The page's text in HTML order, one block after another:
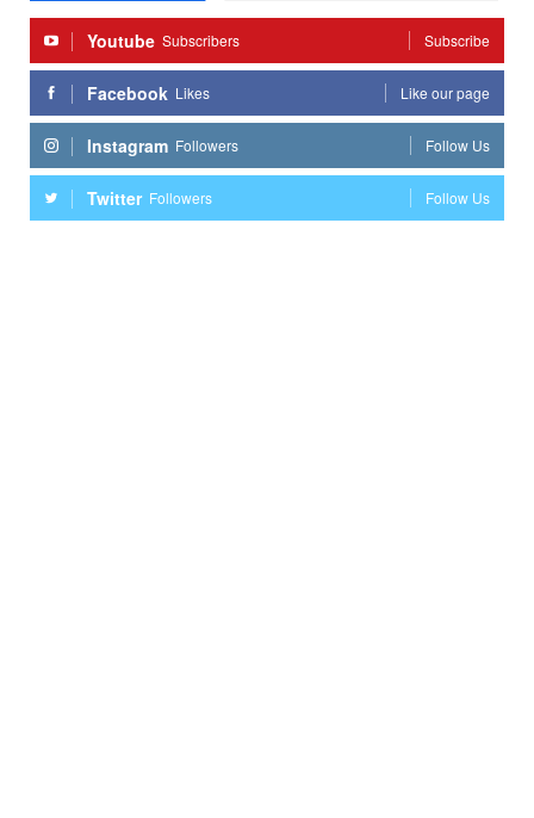
Youtube Subscribers Subscribe
Facebook Likes Like our page
Instagram Followers Follow Us
Twitter Followers Follow Us